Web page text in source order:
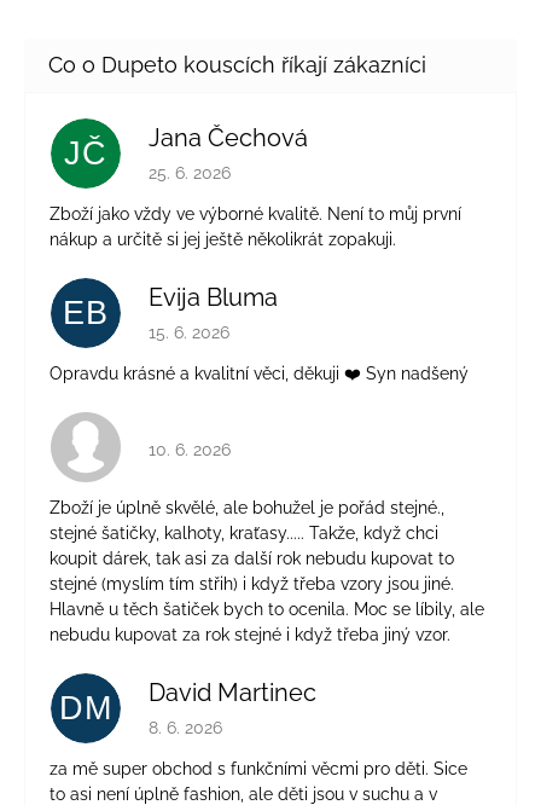
JČ Jana Čechová
Hodnocení obchodu je 5 z 5 hvězdiček.
25. 6. 2026
Zboží jako vždy ve výborné kvalitě. Není to můj první
nákup a určitě si jej ještě několikrát zopakuji.
EB Evija Bluma
Hodnocení obchodu je 5 z 5 hvězdiček.
15. 6. 2026
Opravdu krásné a kvalitní věci, děkuji ❤️ Syn nadšený
Hodnocení obchodu je 4 z 5 hvězdiček.
10. 6. 2026
Zboží je úplně skvělé, ale bohužel je pořád stejné.,
stejné šatičky, kalhoty, kraťasy..... Takže, když chci
koupit dárek, tak asi za další rok nebudu kupovat to
stejné (myslím tím střih) i když třeba vzory jsou jiné.
Hlavně u těch šatiček bych to ocenila. Moc se líbily, ale
nebudu kupovat za rok stejné i když třeba jiný vzor.
DM David Martinec
Hodnocení obchodu je 5 z 5 hvězdiček.
8. 6. 2026
za mě super obchod s funkčními věcmi pro děti. Sice
to asi není úplně fashion, ale děti jsou v suchu a v